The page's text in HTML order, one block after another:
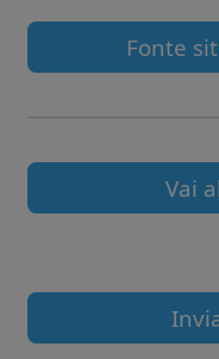
Fonte
Vai